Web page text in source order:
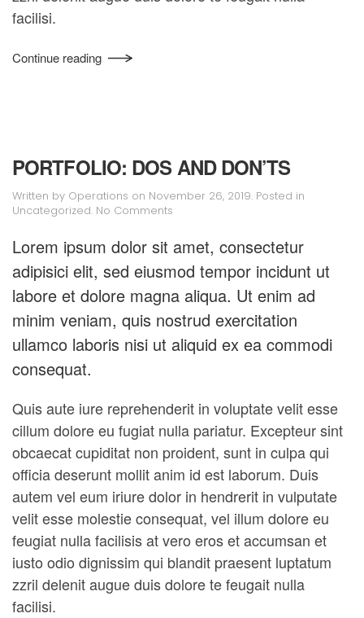
facilisi.
Continue reading
PORTFOLIO: DOS AND DON’TS
Written by Operations on November 26, 2019. Posted in
Uncategorized. No Comments
and
Don’ts
Lorem ipsum dolor sit amet, consectetur
adipisici elit, sed eiusmod tempor incidunt ut
labore et dolore magna aliqua. Ut enim ad
minim veniam, quis nostrud exercitation
ullamco laboris nisi ut aliquid ex ea commodi
consequat.
Quis aute iure reprehenderit in voluptate velit esse
cillum dolore eu fugiat nulla pariatur. Excepteur sint
obcaecat cupiditat non proident, sunt in culpa qui
officia deserunt mollit anim id est laborum. Duis
autem vel eum iriure dolor in hendrerit in vulputate
velit esse molestie consequat, vel illum dolore eu
feugiat nulla facilisis at vero eros et accumsan et
iusto odio dignissim qui blandit praesent luptatum
zzril delenit augue duis dolore te feugait nulla
facilisi.